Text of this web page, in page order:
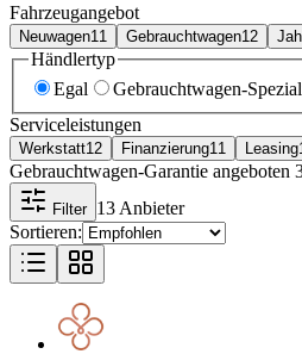
Fahrzeugangebot
Neuwagen11 Gebrauchtwagen12
Händlertyp
Egal
Gebrauchtwagen-
Serviceleistungen
Werkstatt12 Finanzierung11 Leasing
Gebrauchtwagen-Garantie angeboten
Filter 13 Anbieter
Sortieren: